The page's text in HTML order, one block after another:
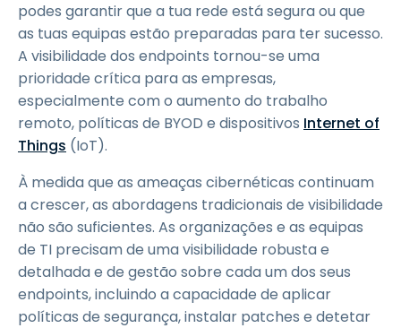
podes garantir que a tua rede está segura ou que
as tuas equipas estão preparadas para ter sucesso.
A visibilidade dos endpoints tornou-se uma
prioridade crítica para as empresas,
especialmente com o aumento do trabalho
remoto, políticas de BYOD e dispositivos Internet of
Things (IoT).
À medida que as ameaças cibernéticas continuam
a crescer, as abordagens tradicionais de visibilidade
não são suficientes. As organizações e as equipas
de TI precisam de uma visibilidade robusta e
detalhada e de gestão sobre cada um dos seus
endpoints, incluindo a capacidade de aplicar
políticas de segurança, instalar patches e detetar